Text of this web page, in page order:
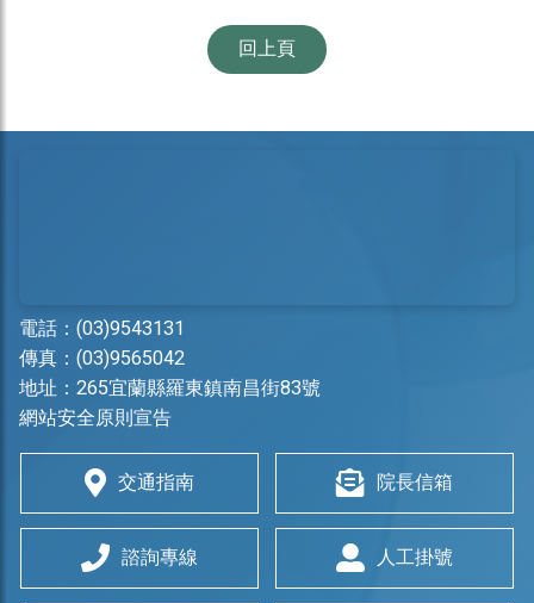
回上頁
電話： (03)9543131
傳真：(03)9565042
地址： 265宜蘭縣羅東鎮南昌街83號
網站安全原則宣告
交通指南 院長信箱
諮詢專線 人工掛號